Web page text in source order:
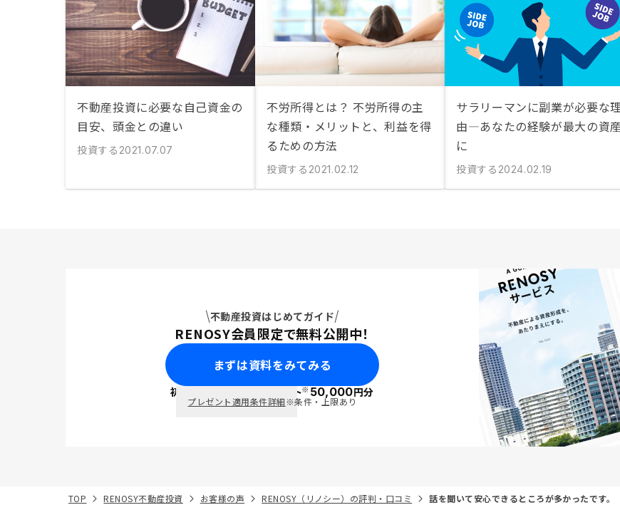
不動産投資に必要な自己資金の
目安、頭金との違い
投資する 2021.07.07
不労所得とは？ 不労所得の主
な種類・メリットと、利益を得
るための方法
投資する 2021.02.12
サラリーマンに副業が必要な
由—あなたの経験が最大の資産
に
投資する 2024.02.19
不動産投資はじめてガイド
RENOSY会員限定で無料公開中！
まずは資料をみてみる
初回面談で ポイント※50,000円分
プレゼント適用条件詳細※条件・上限あり
TOP RENOSY不動産投資 お客様の声 RENOSY（リノシー）の評判・口コミ 話を聞いて安心できるところが多かったです。